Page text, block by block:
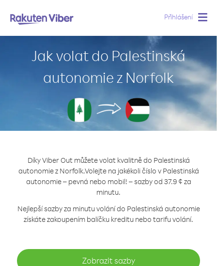
Přihlášení
Jak volat do Palestinská
autonomie z Norfolk
Díky Viber Out můžete volat kvalitně do Palestinská
autonomie z Norfolk.Volejte na jakékoli číslo v Palestinská
autonomie – pevná nebo mobil! – sazby od 37.9 ¢ za
minutu.
Nejlepší sazby za minutu volání do Palestinská autonomie
získáte zakoupením balíčku kreditu nebo tarifu volání.
Zobrazit sazby